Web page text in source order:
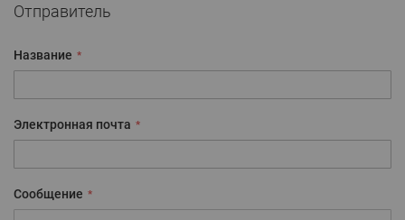
Отправитель
Название
Электронная почта
Сообщение